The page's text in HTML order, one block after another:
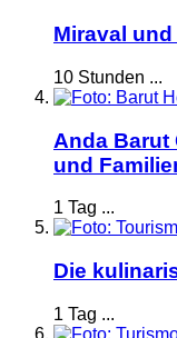
Miraval
10 Stunden ...
Anda
und
1 Tag ...
Die
1 Tag ...